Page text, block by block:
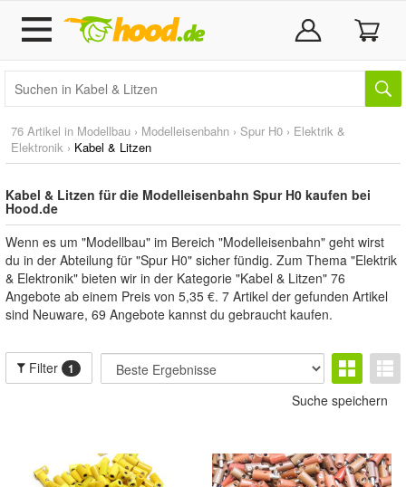
76 Artikel in Modellbau › Modelleisenbahn › Spur H0 › Elektrik &
Elektronik › Kabel & Litzen
Kabel & Litzen für die Modelleisenbahn Spur H0 kaufen bei
Hood.de
Wenn es um "Modellbau" im Bereich "Modelleisenbahn" geht wirst
du in der Abteilung für "Spur H0" sicher fündig. Zum Thema "Elektrik
& Elektronik" bieten wir in der Kategorie "Kabel & Litzen" 76
Angebote ab einem Preis von 5,35 €. 7 Artikel der gefunden Artikel
sind Neuware, 69 Angebote kannst du gebraucht kaufen.
Filter 1
Suche speichern